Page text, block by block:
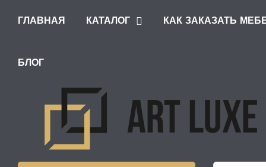
ГЛАВНАЯ КАТАЛОГ КАК ЗАКАЗАТЬ
БЛОГ